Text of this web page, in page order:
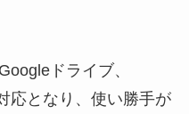
ドライブ、
応となり、使い勝手が